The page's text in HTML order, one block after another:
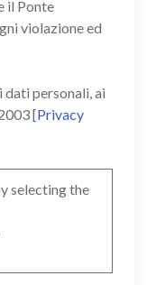
il Ponte
violazione ed
personali, ai
[Privacy
selecting the